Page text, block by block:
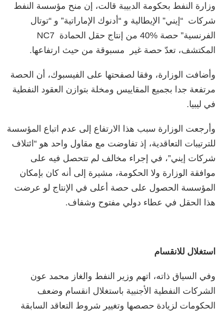
وزارة النفط بحكومة الدبيبة قالت، إن منح مؤسسة النفط
شركات “إيني” الإيطالية و “أدنوك الإماراتية” و “توتال
الفرنسية” حصة 40‎%‎ من إنتاج حقل الحمادة NC7
المكتشف، تعدّ حصة غير مسبوقة من حيث ارتفاعها.
وأضافت الوزارة، وفقا لصفحتها على الفيسبوك، أن الحصة
مرتفعة جدا بجميع المقاييس ومخلة بتوازن العقود النفطية
في ليبيا.
وأرجعت الوزارة سبب هذا الارتفاع إلى عدم اتباع المؤسسة
للترتيبات التعاقدية، إذ تفاوضت مع مقاول واحد هو “ائتلاف
شركات إيني”، في إجراء مخالف لم تتحصل فيه على
موافقة الوزارة ولا الحكومة، مشيرة إلى أنه كان بإمكان
المؤسسة الحصول على حصة أعلى في الإنتاج لو عرضت
هذا الحقل في عطاء دولي مفتوح وشفاف.
استغلال للانقسام
وفي السياق ذاته، اتهم وزير النفط والغاز محمد عون
الشركات النفطية الأجنبية باستغلال انقسام وضعف
الحكومات لزيادة حصصها وتغيير شروط التعاقد السابقة